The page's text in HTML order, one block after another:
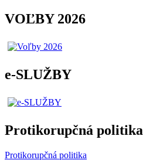
VOĽBY 2026
e-SLUŽBY
Protikorupčná politika
Protikorupčná politika